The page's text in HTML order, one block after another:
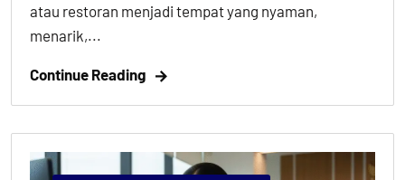
atau restoran menjadi tempat yang nyaman,
menarik,...
Continue Reading